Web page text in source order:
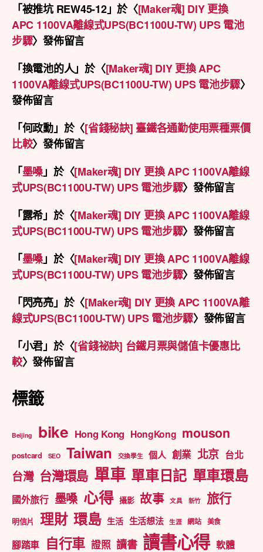
「被推坑 REW45-12」於〈[Maker魂] DIY 更換
APC 1100VA離線式UPS(BC1100U-TW) UPS 電池
步驟〉發佈留言
「換電池的人」於〈[Maker魂] DIY 更換 APC
1100VA離線式UPS(BC1100U-TW) UPS 電池步驟〉
發佈留言
「何政勳」於〈[省錢秘訣] 臺鐵各通勤使用票種票價
比較〉發佈留言
「墨嗓」於〈[Maker魂] DIY 更換 APC 1100VA離線
式UPS(BC1100U-TW) UPS 電池步驟〉發佈留言
「露希」於〈[Maker魂] DIY 更換 APC 1100VA離線
式UPS(BC1100U-TW) UPS 電池步驟〉發佈留言
「墨嗓」於〈[Maker魂] DIY 更換 APC 1100VA離線
式UPS(BC1100U-TW) UPS 電池步驟〉發佈留言
「閃亮亮」於〈[Maker魂] DIY 更換 APC 1100VA離
線式UPS(BC1100U-TW) UPS 電池步驟〉發佈留言
「小君」於〈[省錢祕訣] 台鐵月票與儲值卡優惠比
較〉發佈留言
標籤
Beijing bike Hong Kong HongKong mouson
postcard SEO Taiwan 交換學生 個人 創業 北京 台北
台灣 台灣環島 單車 單車日記 單車環島
國外旅行 墨嗓 心得 攝影 故事 文具 新竹 旅行
明信片 理財 環島 生活 生活想法 生涯 網站 美食
腳踏車 自行車 證照 讀書 讀書心得 軟體